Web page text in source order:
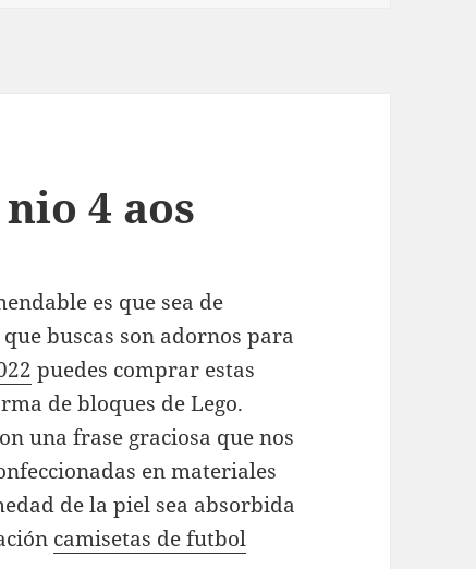
4 aos
es que sea de
buscas son adornos para
puedes comprar estas
de bloques de Lego.
una frase graciosa que nos
en materiales
de la piel sea absorbida
camisetas de futbol